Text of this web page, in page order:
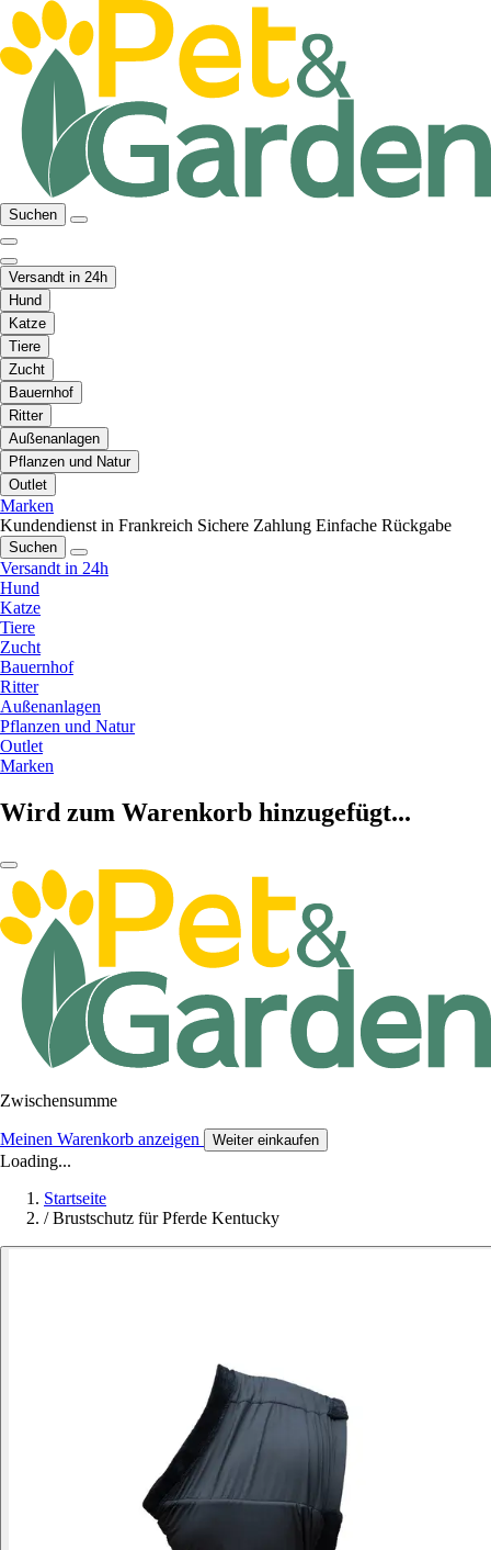
Suchen
Versandt in 24h
Hund
Katze
Tiere
Zucht
Bauernhof
Ritter
Außenanlagen
Pflanzen und Natur
Outlet
Marken
Kundendienst in Frankreich Sichere Zahlung Einfache Rückgabe
Suchen
Versandt in 24h
Hund
Katze
Tiere
Zucht
Bauernhof
Ritter
Außenanlagen
Pflanzen und Natur
Outlet
Marken
Wird zum Warenkorb hinzugefügt...
Zwischensumme
Meinen Warenkorb anzeigen Weiter einkaufen
Loading...
Startseite
/ Brustschutz für Pferde Kentucky